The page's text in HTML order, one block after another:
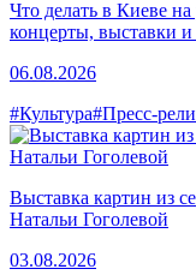
Что делать в Киеве
концерты, выставки и
06.08.2026
#Культура#Пресс-
Выставка картин из
Натальи Гоголевой
03.08.2026